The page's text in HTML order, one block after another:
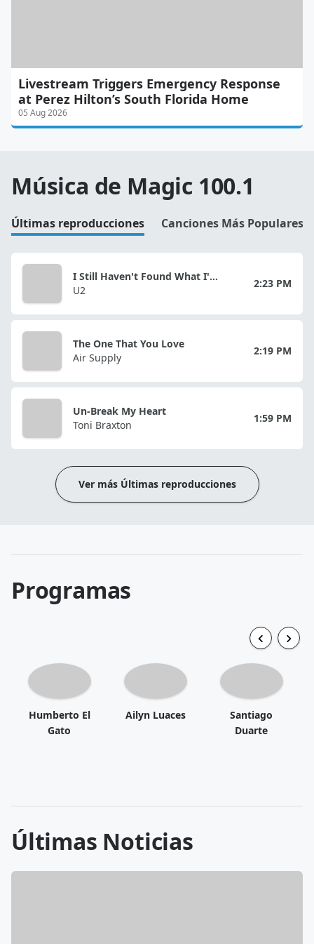
Livestream Triggers Emergency Response
at Perez Hilton’s South Florida Home
05 Aug 2026
Música de Magic 100.1
Últimas reproducciones Canciones Más Populares
I Still Haven't Found What I'm Looking For
U2
2:23 PM
The One That You Love
Air Supply
2:19 PM
Un-Break My Heart
Toni Braxton
1:59 PM
Ver más Últimas reproducciones
Programas
Humberto El
Gato
Ailyn Luaces
Santiago
Duarte
Últimas Noticias